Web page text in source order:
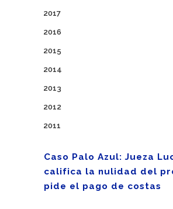
2017
2016
2015
2014
2013
2012
2011
Caso Palo Azul: Jueza
califica la nulidad del
pide el pago de costas